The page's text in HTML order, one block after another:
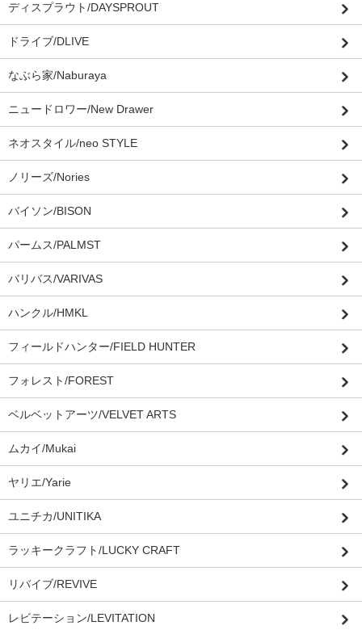
ディスプラウト/DAYSPROUT
ドライブ/DLIVE
なぶら家/Naburaya
ニュードロワー/New Drawer
ネオスタイル/neo STYLE
ノリーズ/Nories
バイソン/BISON
パームス/PALMST
バリバス/VARIVAS
ハンクル/HMKL
フィールドハンター/FIELD HUNTER
フォレスト/FOREST
ベルベットアーツ/VELVET ARTS
ムカイ/Mukai
ヤリエ/Yarie
ユニチカ/UNITIKA
ラッキークラフト/LUCKY CRAFT
リバイブ/REVIVE
レビテーション/LEVITATION